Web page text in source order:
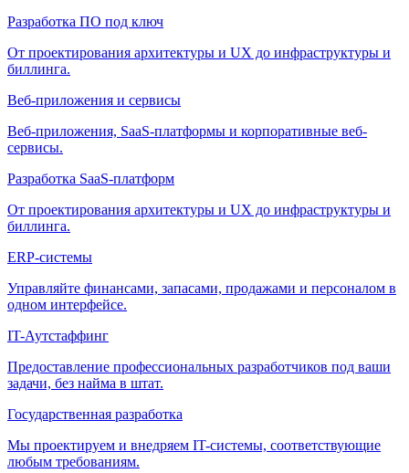
Разработка ПО под ключ
От проектирования архитектуры и UX до инфраструктуры и
биллинга.
Веб-приложения и сервисы
Веб-приложения, SaaS-платформы и корпоративные веб-
сервисы.
Разработка SaaS-платформ
От проектирования архитектуры и UX до инфраструктуры и
биллинга.
ERP-системы
Управляйте финансами, запасами, продажами и персоналом в
одном интерфейсе.
IT-Аутстаффинг
Предоставление профессиональных разработчиков под ваши
задачи, без найма в штат.
Государственная разработка
Мы проектируем и внедряем IT-системы, соответствующие
любым требованиям.